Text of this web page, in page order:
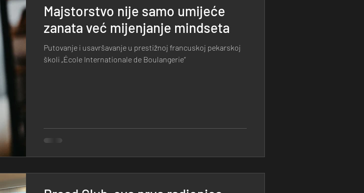
Majstorstvo nije samo umijeće
zanata već mijenjanje mindseta
Putovanje i usavršavanje u prestižnoj francuskoj pekarskoj
školi „École Internationale de Boulangerie“